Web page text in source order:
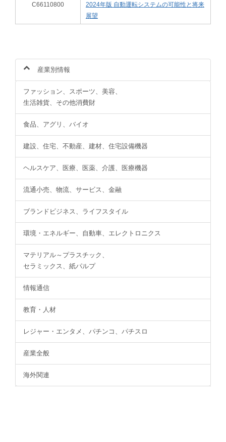
C66110800
2024年版 自動運転システムの可能性と将来
展望
産業別情報
ファッション、スポーツ、美容、
生活雑貨、その他消費財
食品、アグリ、バイオ
建設、住宅、不動産、建材、住宅設備機器
ヘルスケア、医療、医薬、介護、医療機器
流通小売、物流、サービス、金融
ブランドビジネス、ライフスタイル
環境・エネルギー、自動車、エレクトロニクス
マテリアル～プラスチック、
セラミックス、紙パルプ
情報通信
教育・人材
レジャー・エンタメ、パチンコ、パチスロ
産業全般
海外関連